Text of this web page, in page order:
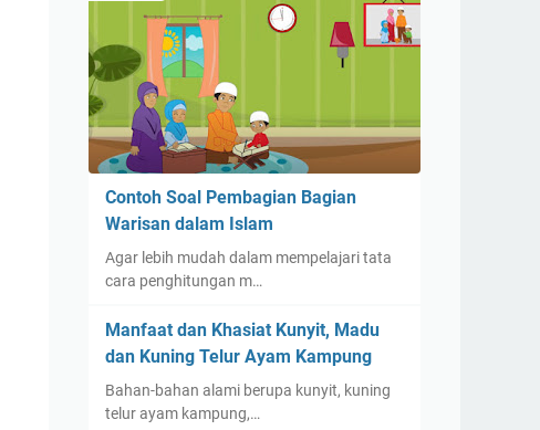
Contoh Soal Pembagian Bagian
Warisan dalam Islam
Agar lebih mudah dalam mempelajari tata
cara penghitungan m…
Manfaat dan Khasiat Kunyit, Madu
dan Kuning Telur Ayam Kampung
Bahan-bahan alami berupa kunyit, kuning
telur ayam kampung,…